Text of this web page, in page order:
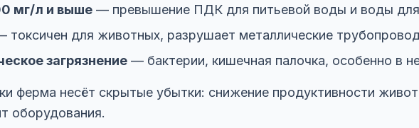
мг/л и выше — превышение ПДК для питьевой воды и воды
токсичен для животных, разрушает металлические
загрязнение — бактерии, кишечная палочка, особенно в
ферма несёт скрытые убытки: снижение продуктивности
оборудования.